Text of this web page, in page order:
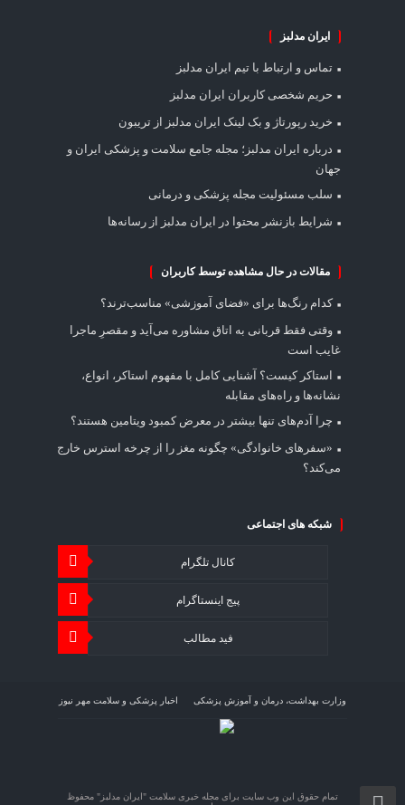
ایران مدلبز
تماس و ارتباط با تیم ایران مدلبز
حریم شخصی کاربران ایران مدلبز
خرید رپورتاژ و بک لینک ایران مدلبز از تریبون
درباره ایران مدلبز؛ مجله جامع سلامت و پزشکی ایران و
جهان
سلب مسئولیت مجله پزشکی و درمانی
شرایط بازنشر محتوا در ایران مدلبز از رسانه‌ها
مقالات در حال مشاهده توسط کاربران
کدام رنگ‌ها برای «فضای آموزشی» مناسب‌ترند؟
وقتی فقط قربانی به اتاق مشاوره می‌آید و مقصرِ ماجرا
غایب است
استاکر کیست؟ آشنایی کامل با مفهوم استاکر، انواع،
نشانه‌ها و راه‌های مقابله
چرا آدم‌های تنها بیشتر در معرض کمبود ویتامین هستند؟
«سفرهای خانوادگی» چگونه مغز را از چرخه استرس خارج
می‌کند؟
شبکه های اجتماعی
کانال تلگرام
پیج اینستاگرام
فید مطالب
وزارت بهداشت، درمان و آموزش پزشکی اخبار پزشکی و سلامت مهر نیوز
اخبار اقتصاد سلامت اقتصاد آنلاین
تمام حقوق این وب سایت برای مجله خبری سلامت "ایران مدلبز" محفوظ